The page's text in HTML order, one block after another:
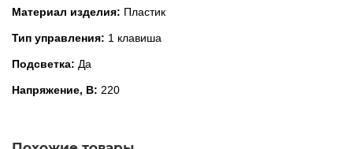
Материал изделия: Пластик
Тип управления: 1 клавиша
Подсветка: Да
Напряжение, В: 220